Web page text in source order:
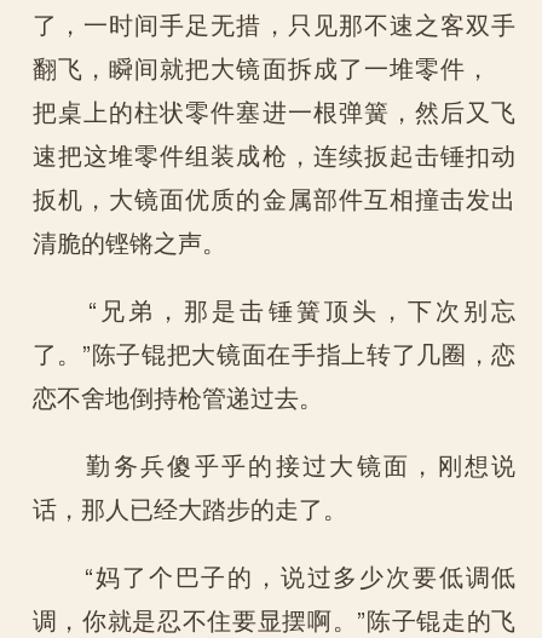
了，一时间手足无措，只见那不速之客双手
翻飞，瞬间就把大镜面拆成了一堆零件，
把桌上的柱状零件塞进一根弹簧，然后又飞
速把这堆零件组装成枪，连续扳起击锤扣动
扳机，大镜面优质的金属部件互相撞击发出
清脆的铿锵之声。
“兄弟，那是击锤簧顶头，下次别忘
了。”陈子锟把大镜面在手指上转了几圈，恋
恋不舍地倒持枪管递过去。
勤务兵傻乎乎的接过大镜面，刚想说
话，那人已经大踏步的走了。
“妈了个巴子的，说过多少次要低调低
调，你就是忍不住要显摆啊。”陈子锟走的飞